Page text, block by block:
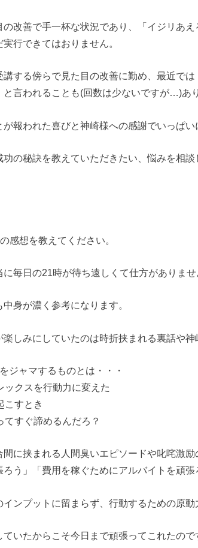
の改善で手一杯な状況であり、「イジリあ
行できてはおりません。
する傍らで見た目の改善に勤め、最近で
言われることも(回数は少ないですが…)あ
報われた喜びと神崎様への感謝でいっぱい
功の秘訣を教えていただきたい、悩みを相
感想を教えてください。
毎日の21時が待ち遠しくて仕方がありませ
身が濃く参考になります。
しみにしていたのは時折挟まれる裏話や神
ジャマするものとは・・・
ックスを行動力に変えた
こすとき
てすぐ諦めるんだろ？
間に挟まれる人間臭いエピソードや叱咤激
う」「費用を稼ぐためにアルバイトを頑張
インプットに留まらず、行動するための原
いたからこそ今日まで頑張ってこれたので